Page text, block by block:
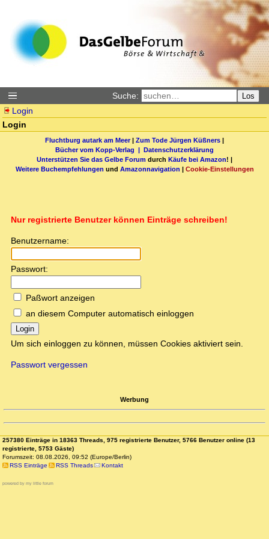
Suche: Los
Login
Login
Fluchtburg autark am Meer| Zum Tode Jürgen Küßners |
Bücher vom Kopp-Verlag | Datenschutzerklärung
Unterstützen Sie das Gelbe Forum durch Käufe bei Amazon! |
Weitere Buchempfehlungen und Amazonnavigation | Cookie-Einstellungen
Nur registrierte Benutzer können Einträge schreiben!
Benutzername:
Passwort:
Paßwort anzeigen
an diesem Computer automatisch einloggen
Login
Um sich einloggen zu können, müssen Cookies aktiviert sein.
Passwort vergessen
Werbung
257380 Einträge in 18363 Threads, 975 registrierte Benutzer, 5766 Benutzer online (13
registrierte, 5753 Gäste)
Forumszeit: 08.08.2026, 09:52 (Europe/Berlin)
RSS Einträge
RSS Threads Kontakt
powered by my little forum